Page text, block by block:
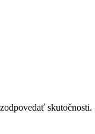
skutočnosti.